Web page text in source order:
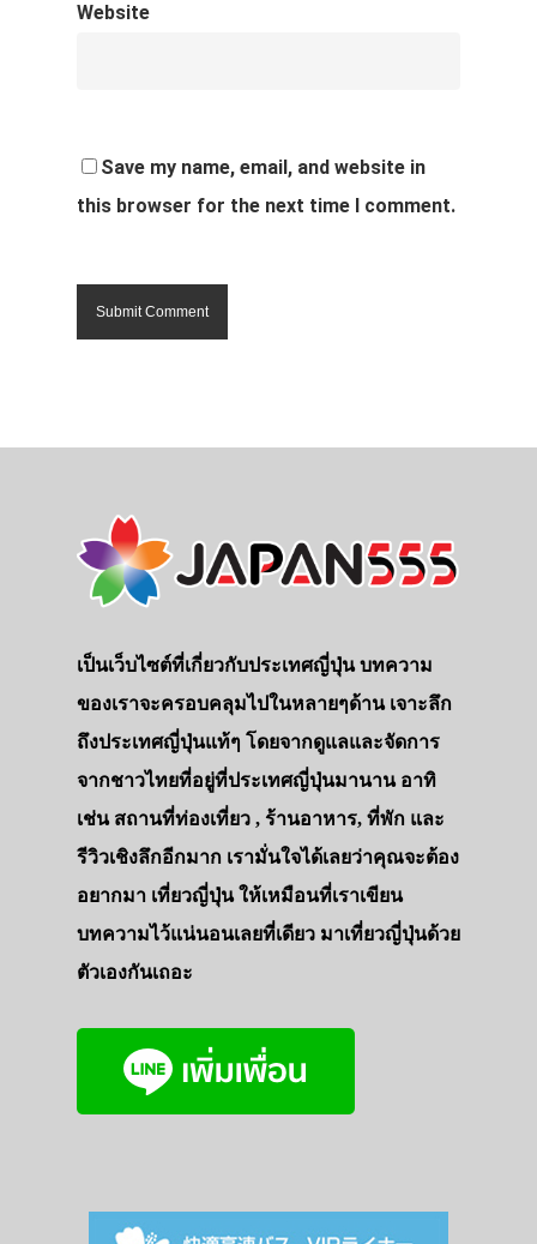
Website
Save my name, email, and website in
this browser for the next time I comment.
เป็นเว็บไซต์ที่เกี่ยวกับประเทศญี่ปุ่น บทความ
ของเราจะครอบคลุมไปในหลายๆด้าน เจาะลึก
ถึงประเทศญี่ปุ่นแท้ๆ โดยจากดูแลและจัดการ
จากชาวไทยที่อยู่ที่ประเทศญี่ปุ่นมานาน อาทิ
เช่น สถานที่ท่องเที่ยว , ร้านอาหาร, ที่พัก และ
รีวิวเชิงลึกอีกมาก เรามั่นใจได้เลยว่าคุณจะต้อง
อยากมา เที่ยวญี่ปุ่น ให้เหมือนที่เราเขียน
บทความไว้แน่นอนเลยที่เดียว มาเที่ยวญี่ปุ่นด้วย
ตัวเองกันเถอะ